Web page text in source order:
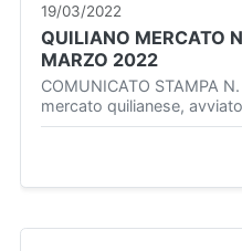
19/03/2022
QUILIANO MERCATO
MARZO 2022
COMUNICATO STAMPA
mercato quilianese,